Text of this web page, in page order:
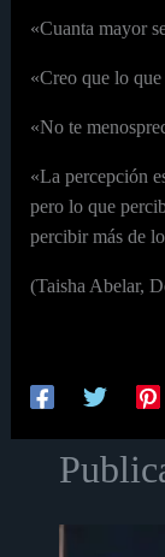
«Cuanta mayor
«Creo que lo
«No te
«La percepción
pero lo que
percibir más de
(Taisha Abelar,